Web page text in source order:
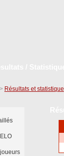
> Résultats et statistique